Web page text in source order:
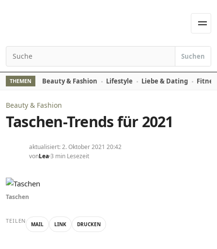
Suchen nach:
Suchen
THEMEN Beauty & Fashion Lifestyle Liebe & Dating
Beauty & Fashion
Taschen-Trends für 2021
aktualisiert: 2. Oktober 2021 20:42
vonLea3 min Lesezeit
Taschen
TEILEN MAIL LINK DRUCKEN